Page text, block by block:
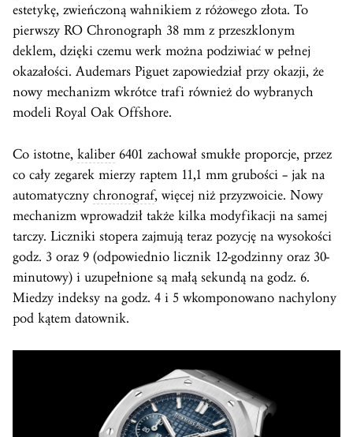
estetykę, zwieńczoną wahnikiem z różowego złota. To
pierwszy RO Chronograph 38 mm z przeszklonym
deklem, dzięki czemu werk można podziwiać w pełnej
okazałości. Audemars Piguet zapowiedział przy okazji, że
nowy mechanizm wkrótce trafi również do wybranych
modeli Royal Oak Offshore.
Co istotne, kaliber 6401 zachował smukłe proporcje, przez
co cały zegarek mierzy raptem 11,1 mm grubości – jak na
automatyczny chronograf, więcej niż przyzwoicie. Nowy
mechanizm wprowadził także kilka modyfikacji na samej
tarczy. Liczniki stopera zajmują teraz pozycję na wysokości
godz. 3 oraz 9 (odpowiednio licznik 12-godzinny oraz 30-
minutowy) i uzupełnione są małą sekundą na godz. 6.
Miedzy indeksy na godz. 4 i 5 wkomponowano nachylony
pod kątem datownik.